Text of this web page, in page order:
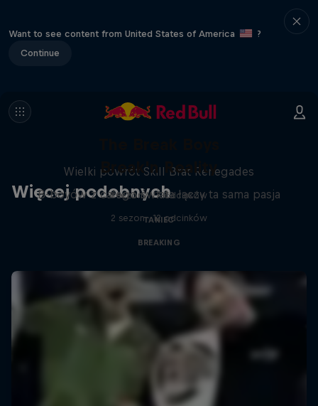
Want to see content from United States of America
?
Continue
Więcej podobnych
Wielki powrót Skill Brat Renegades
1 sezony · 7 odcinków
TANIEC
Break'n Reality
B-boyów z całego świata łączy ta sama pasja
2 sezon · 12 odcinków
BREAKING